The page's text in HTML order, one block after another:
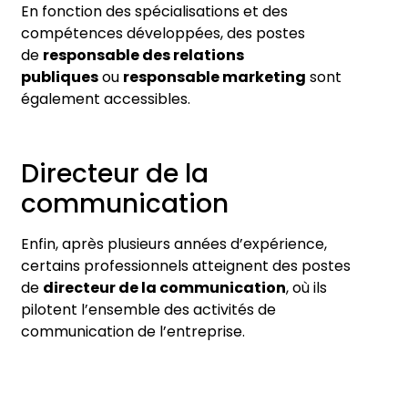
En fonction des spécialisations et des
compétences développées, des postes
de responsable des relations
publiquesou responsable marketing sont
également accessibles.
Directeur de la
communication
Enfin, après plusieurs années d’expérience,
certains professionnels atteignent des postes
de directeur de la communication, où ils
pilotent l’ensemble des activités de
communication de l’entreprise.